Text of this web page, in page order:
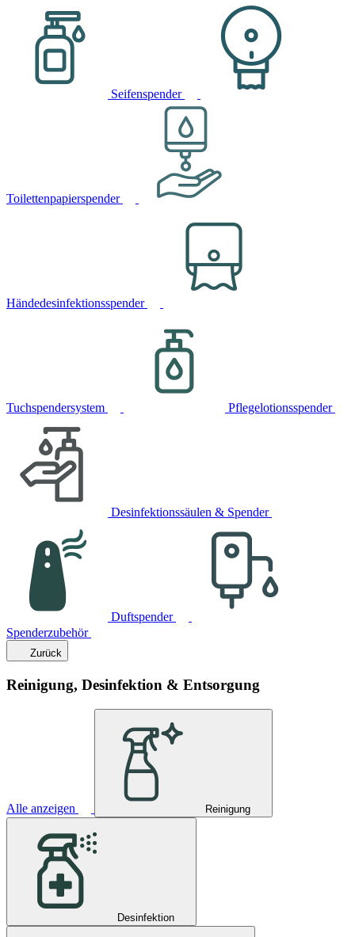
Seifenspender
Toilettenpapierspender
Händedesinfektionsspender
Tuchspendersystem Pflegelotionsspender
Desinfektionssäulen & Spender
Duftspender
Spenderzubehör
Zurück
Reinigung, Desinfektion & Entsorgung
Alle anzeigen Reinigung
Desinfektion